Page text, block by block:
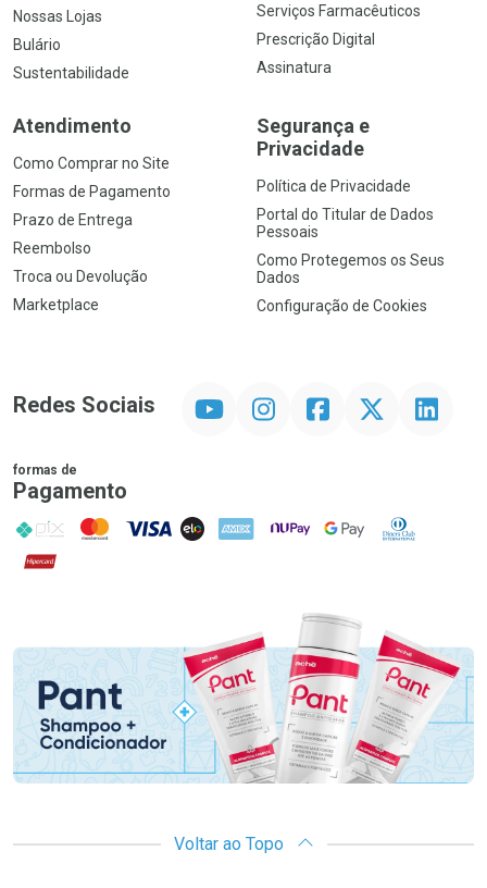
Nossas Lojas
Bulário
Sustentabilidade
Serviços Farmacêuticos
Prescrição Digital
Assinatura
Atendimento
Como Comprar no Site
Formas de Pagamento
Prazo de Entrega
Reembolso
Troca ou Devolução
Marketplace
Segurança e
Privacidade
Política de Privacidade
Portal do Titular de Dados
Pessoais
Como Protegemos os Seus
Dados
Configuração de Cookies
Redes Sociais InstagramFacebookTwitter Linkedin
formas de
Pagamento
PIX MasterCard
VISA ELO AMEX NuPay Google PayDiners Club
Hipercard
Promoção em Destaque
Voltar ao Topo